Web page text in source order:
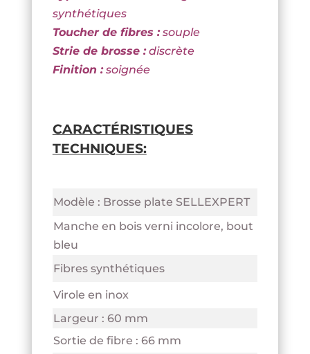
synthétiques
Toucher de fibres :souple
Strie de brosse :discrète
Finition :soignée
CARACTÉRISTIQUES
TECHNIQUES:
Modèle : Brosse plate SELLEXPERT
Manche en bois verni incolore, bout
bleu
Fibres synthétiques
Virole en inox
Largeur : 60 mm
Sortie de fibre : 66 mm